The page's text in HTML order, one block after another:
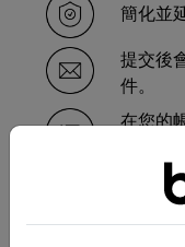
簡化並
提交後
件。
在您的
需要在